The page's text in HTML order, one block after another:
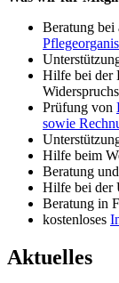
Beratung bei
Hilfe bei der
Prüfung von
sowie
Hilfe beim
Beratung
Hilfe bei der
Beratung in
kostenloses
Aktuelles